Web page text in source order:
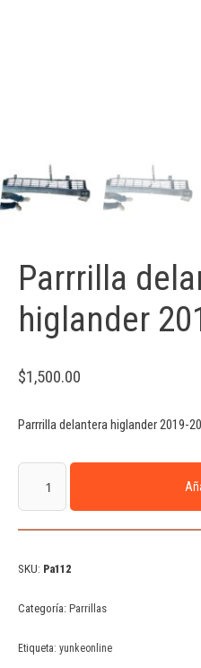
Parrrilla
higlander
$1,500.00
Parrrilla delantera higlander 2019-
SKU: Pa112
Categoría: Parrillas
Etiqueta: yunkeonline